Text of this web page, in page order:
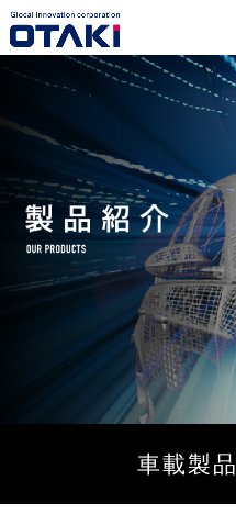
車載製品